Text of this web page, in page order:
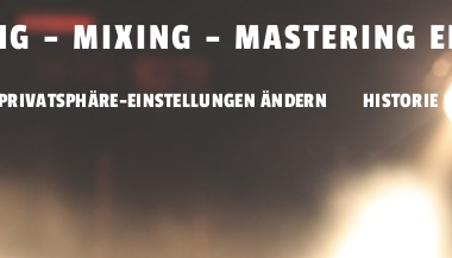
– MIXING – MASTERING
EINSTELLUNGEN ÄNDERN HISTORIE